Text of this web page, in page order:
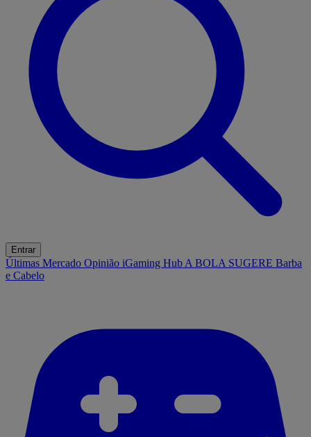
Entrar
Últimas Mercado Opinião iGaming Hub A BOLA SUGERE Barba
e Cabelo